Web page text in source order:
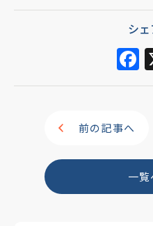
シ
F
a
o
o
前の記事へ
一覧